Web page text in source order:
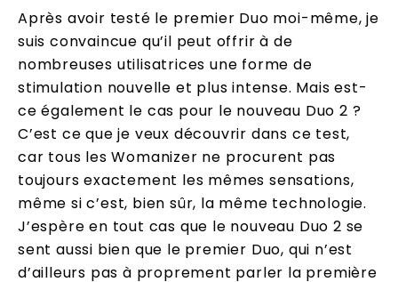
Après avoir testé le premier Duo moi-même, je
suis convaincue qu’il peut offrir à de
nombreuses utilisatrices une forme de
stimulation nouvelle et plus intense. Mais est-
ce également le cas pour le nouveau Duo 2 ?
C’est ce que je veux découvrir dans ce test,
car tous les Womanizer ne procurent pas
toujours exactement les mêmes sensations,
même si c’est, bien sûr, la même technologie.
J’espère en tout cas que le nouveau Duo 2 se
sent aussi bien que le premier Duo, qui n’est
d’ailleurs pas à proprement parler la première